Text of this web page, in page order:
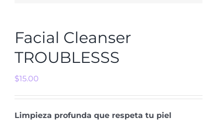
Facial Cleanser
TROUBLESSS
$15.00
Limpieza profunda que respeta tu piel